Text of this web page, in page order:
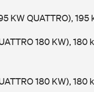
KW QUATTRO),
180 KW),
180 KW),